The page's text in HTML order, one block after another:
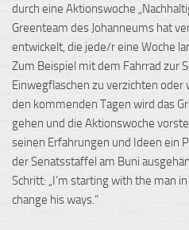
durch eine Aktionswoche
Greenteam des Johanneums hat
entwickelt, die jede/r eine Woche
Zum Beispiel mit dem Fahrrad zur
Einwegflaschen zu verzichten oder
den kommenden Tagen wird das
gehen und die Aktionswoche
seinen Erfahrungen und Ideen ein
der Senatsstaffel am Buni
Schritt: „I’m starting with the man
change his ways.“